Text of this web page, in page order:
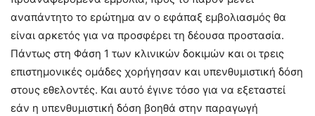
αναπάντητο το ερώτημα αν ο εφάπαξ εμβολιασμός θα
είναι αρκετός για να προσφέρει τη δέουσα προστασία.
Πάντως στη Φάση 1 των κλινικών δοκιμών και οι τρεις
επιστημονικές ομάδες χορήγησαν και υπενθυμιστική δόση
στους εθελοντές. Και αυτό έγινε τόσο για να εξεταστεί
εάν η υπενθυμιστική δόση βοηθά στην παραγωγή